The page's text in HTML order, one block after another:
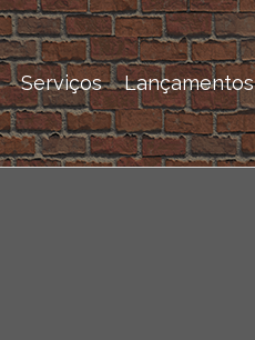
Serviços Lançamentos